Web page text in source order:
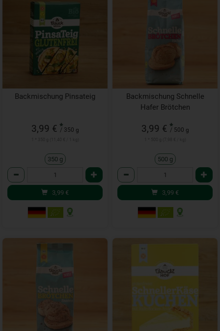
Backmischung Pinsateig
3,99 € *
/ 350 g
350 g
Anzahl
3,99 €
Backmischung Schnelle
Hafer Brötchen
3,99 € *
/ 500 g
500 g
Anzahl
3,99 €